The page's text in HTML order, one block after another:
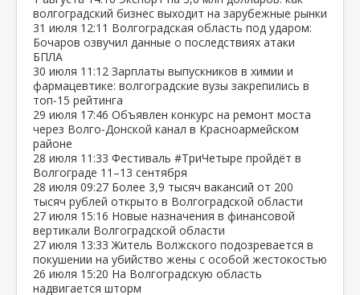
волгоградский бизнес выходит на зарубежные рынки
31 июля 12:11 Волгоградская область под ударом:
Бочаров озвучил данные о последствиях атаки
БПЛА
30 июля 11:12 Зарплаты выпускников в химии и
фармацевтике: волгоградские вузы закрепились в
топ‑15 рейтинга
29 июля 17:46 Объявлен конкурс на ремонт моста
через Волго‑Донской канал в Красноармейском
районе
28 июля 11:33 Фестиваль #ТриЧетыре пройдёт в
Волгограде 11–13 сентября
28 июля 09:27 Более 3,9 тысяч вакансий от 200
тысяч рублей открыто в Волгоградской области
27 июля 15:16 Новые назначения в финансовой
вертикали Волгоградской области
27 июля 13:33 Житель Волжского подозревается в
покушении на убийство жены с особой жестокостью
26 июля 15:20 На Волгоградскую область
надвигается шторм